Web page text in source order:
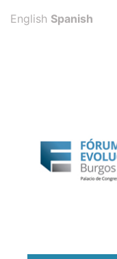
English Spanish